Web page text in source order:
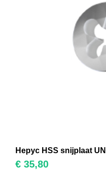
Hepyc HSS snijplaat
€ 35,80